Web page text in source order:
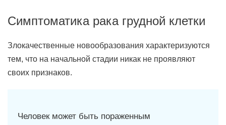
Симптоматика рака грудной клетки
Злокачественные новообразования характеризуются
тем, что на начальной стадии никак не проявляют
своих признаков.
Человек может быть пораженным